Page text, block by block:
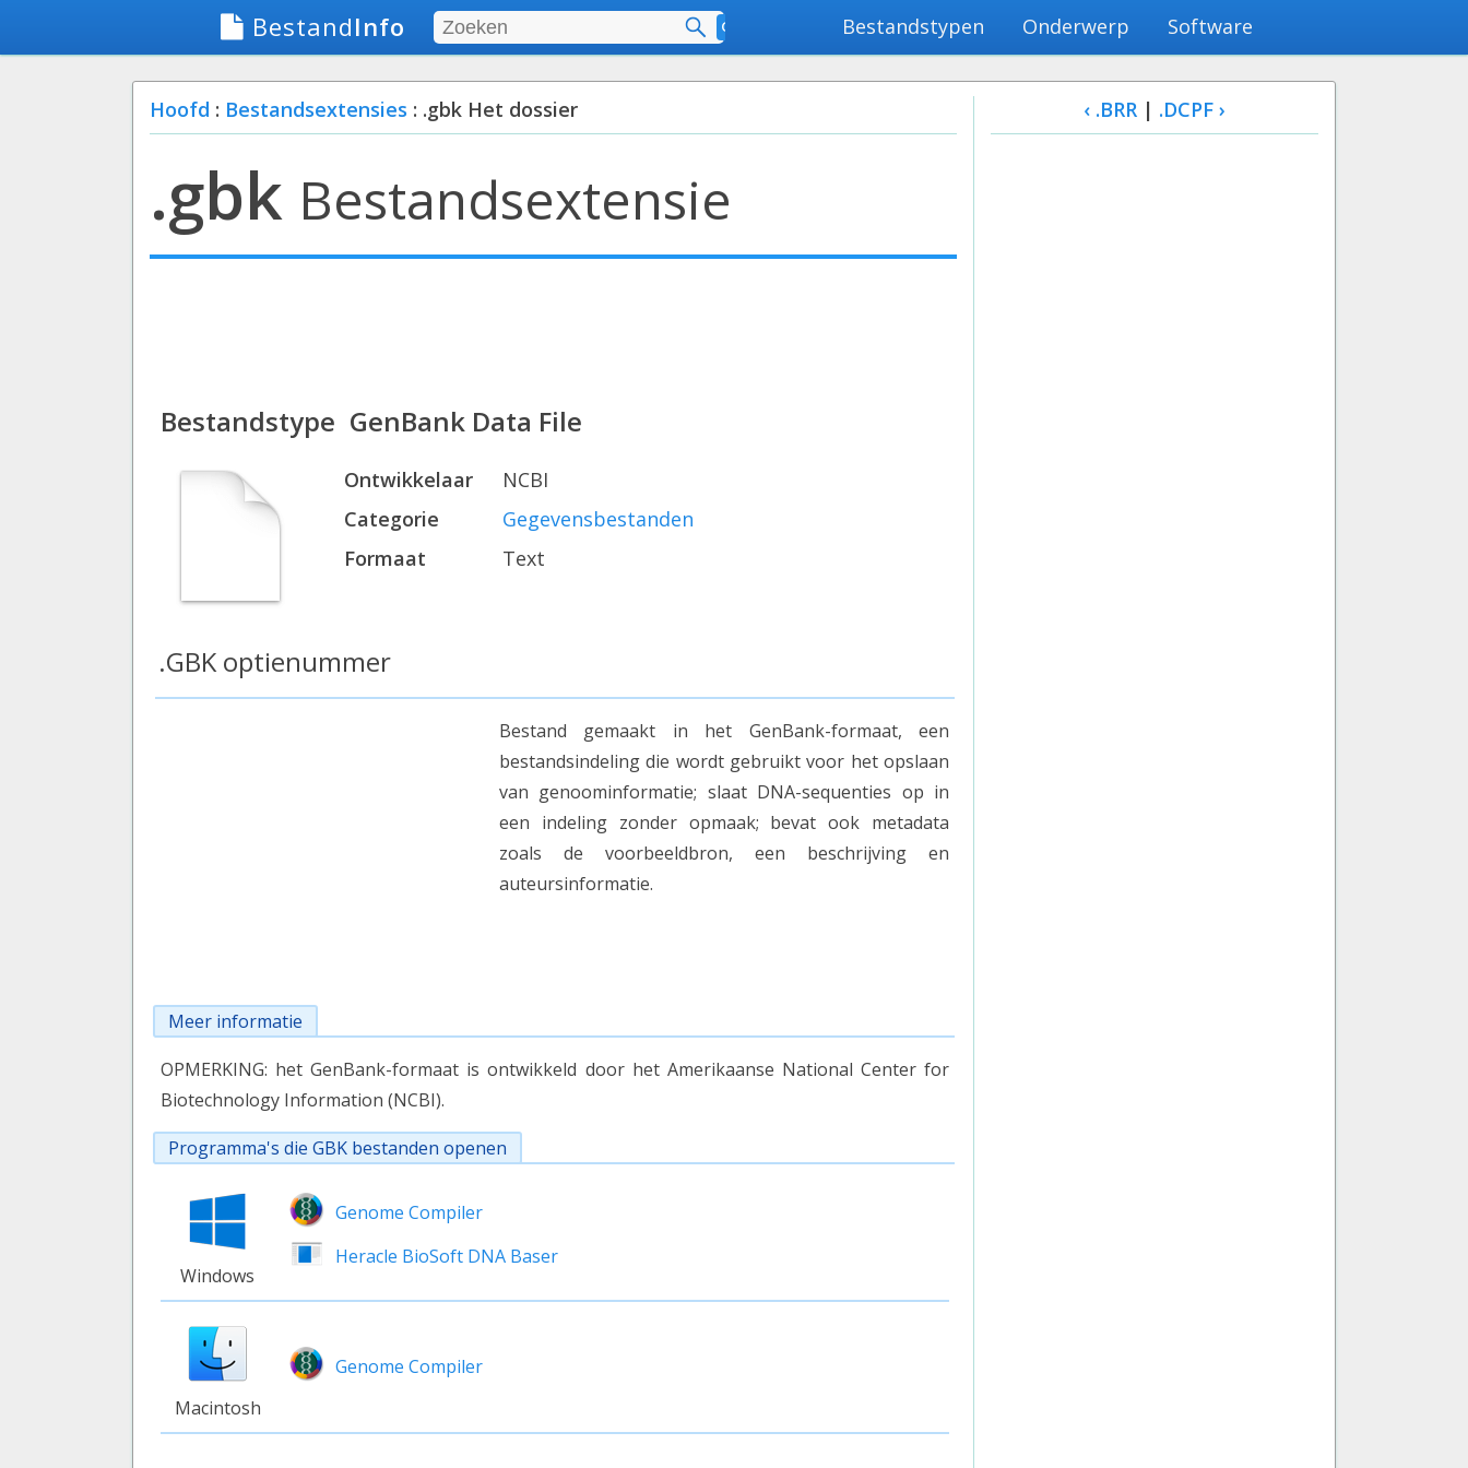
BestandInfo Geavanceerd zoekenBestandstypen Onderwerp Software
Hoofd : Bestandsextensies : .gbk Het dossier
.gbk Bestandsextensie
Bestandstype GenBank Data File
Ontwikkelaar
NCBI
Categorie
Gegevensbestanden
Formaat
Text
.GBK optienummer
Bestand gemaakt in het GenBank-formaat, een
bestandsindeling die wordt gebruikt voor het opslaan
van genoominformatie; slaat DNA-sequenties op in
een indeling zonder opmaak; bevat ook metadata
zoals de voorbeeldbron, een beschrijving en
auteursinformatie.
Meer informatie
OPMERKING: het GenBank-formaat is ontwikkeld door het Amerikaanse National Center for
Biotechnology Information (NCBI).
Programma's die GBK bestanden openen
Windows
Genome Compiler
Heracle BioSoft DNA Baser
Macintosh
Genome Compiler
‹ .BRR | .DCPF ›